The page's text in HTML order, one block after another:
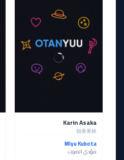
Karin Asaka
朝香果林
Miyu Kubota
مؤدي الصوت